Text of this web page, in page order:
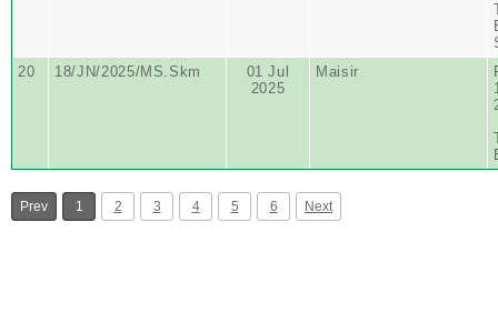
20
18/JN/2025/MS.Skm
01 Jul
2025
Maisir
Prev 1 2 3 4 5 6 Next